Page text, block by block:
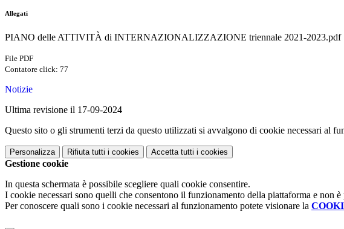
Allegati
PIANO delle ATTIVITÀ di INTERNAZIONALIZZAZIONE triennale 2021-2023.pdf
File PDF
Contatore click: 77
Notizie
Ultima revisione il 17-09-2024
Questo sito o gli strumenti terzi da questo utilizzati si avvalgono di cookie necessari al
Personalizza Rifiuta tutti i cookies Accetta tutti i cookies
Gestione cookie
In questa schermata è possibile scegliere quali cookie consentire.
I cookie necessari sono quelli che consentono il funzionamento della piattaforma e non
Per conoscere quali sono i cookie necessari al funzionamento potete visionare la